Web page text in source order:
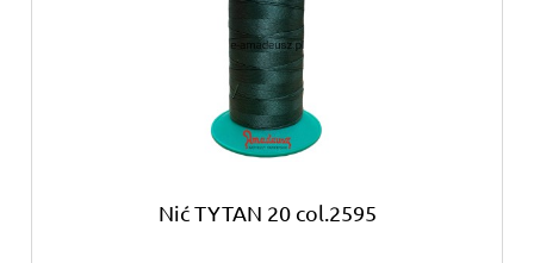
Nić TYTAN 20 col.2595